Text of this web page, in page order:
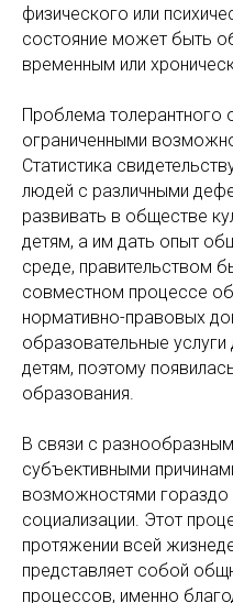
физического или
состояние может быть
временным или
Проблема толерантного
ограниченными
Статистика
людей с различными
развивать в обществе
детям, а им дать опыт
среде, правительством
совместном процессе
нормативно-правовых
образовательные
детям, поэтому
образования.
В связи с
субъективными
возможностями гораздо
социализации. Этот
протяжении всей
представляет собой
процессов, именно